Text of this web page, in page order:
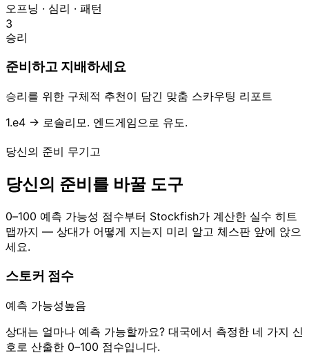
오프닝 · 심리 · 패턴
3
승리
준비하고 지배하세요
승리를 위한 구체적 추천이 담긴 맞춤 스카우팅 리포트
1.e4 → 로솔리모. 엔드게임으로 유도.
당신의 준비 무기고
당신의 준비를 바꿀 도구
0–100 예측 가능성 점수부터 Stockfish가 계산한 실수 히트
맵까지 — 상대가 어떻게 지는지 미리 알고 체스판 앞에 앉으
세요.
스토커 점수
예측 가능성높음
상대는 얼마나 예측 가능할까요? 대국에서 측정한 네 가지 신
호로 산출한 0–100 점수입니다.